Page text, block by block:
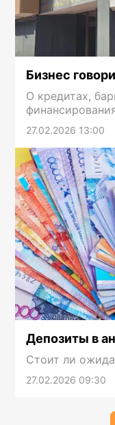
Бизнес
О кредитах,
27.02.2026 13:00
Депозиты в
Стоит ли
27.02.2026 09:30